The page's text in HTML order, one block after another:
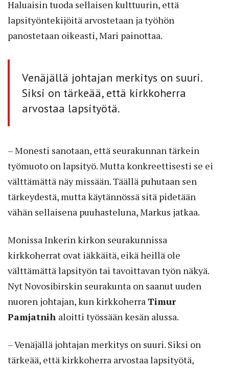
Haluaisin tuoda sellaisen kulttuurin, että
lapsityöntekijöitä arvostetaan ja työhön
panostetaan oikeasti, Mari painottaa.
Venäjällä johtajan merkitys on suuri.
Siksi on tärkeää, että kirkkoherra
arvostaa lapsityötä.
– Monesti sanotaan, että seurakunnan tärkein
työmuoto on lapsityö. Mutta konkreettisesti se ei
välttämättä näy missään. Täällä puhutaan sen
tärkeydestä, mutta käytännössä sitä pidetään
vähän sellaisena puuhasteluna, Markus jatkaa.
Monissa Inkerin kirkon seurakunnissa
kirkkoherrat ovat iäkkäitä, eikä heillä ole
välttämättä lapsityön tai tavoittavan työn näkyä.
Nyt Novosibirskin seurakunta on saanut uuden
nuoren johtajan, kun kirkkoherraTimur
Pamjatnih aloitti työssään kesän alussa.
– Venäjällä johtajan merkitys on suuri. Siksi on
tärkeää, että kirkkoherra arvostaa lapsityötä,